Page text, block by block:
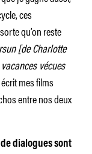
ces
qu’on reste
[de Charlotte
vécues
écrit mes films
entre nos deux
dialogues sont